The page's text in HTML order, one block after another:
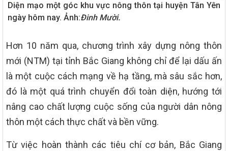
Diện mạo một góc khu vực nông thôn tại huyện Tân Yên
ngày hôm nay. Ảnh:Đinh Mười.
Hơn 10 năm qua, chương trình xây dựng nông thôn
mới (NTM) tại tỉnh Bắc Giang không chỉ để lại dấu ấn
là một cuộc cách mạng về hạ tầng, mà sâu sắc hơn,
đó là một quá trình chuyển đổi toàn diện, hướng tới
nâng cao chất lượng cuộc sống của người dân nông
thôn một cách thực chất và bền vững.
Từ việc hoàn thành các tiêu chí cơ bản, Bắc Giang